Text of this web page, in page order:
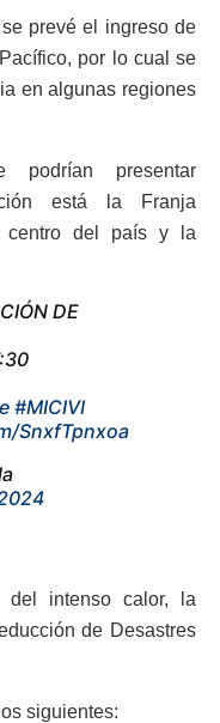
prevé el ingreso de
por lo cual se
en algunas regiones
presentar
está la Franja
centro del país y la
DE
#MICIVI
SnxfTpnxoa
del intenso calor, la
de Desastres
siguientes: